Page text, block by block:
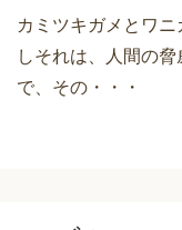
カミツキガメとワ
しそれは、人間の
で、その・・・